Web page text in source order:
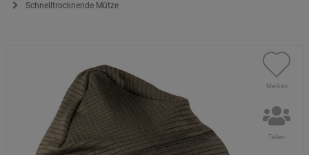
Schnelltrocknende Mütze
Merken
Teilen